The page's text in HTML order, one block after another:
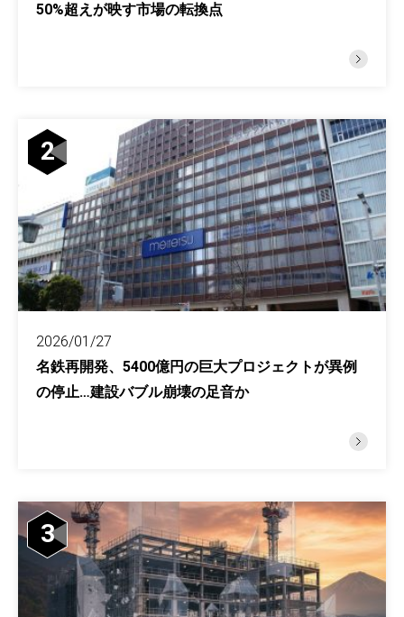
50%超えが映す市場の転換点
2
2026/01/27
名鉄再開発、5400億円の巨大プロジェクトが異例
の停止…建設バブル崩壊の足音か
3